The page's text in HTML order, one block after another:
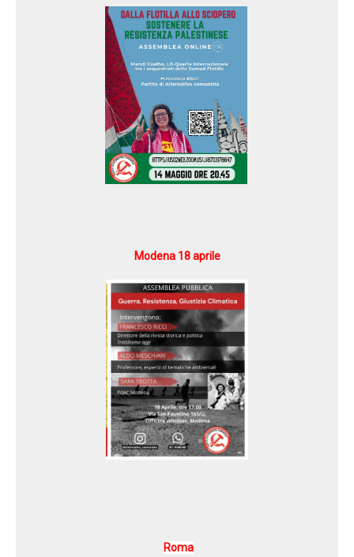
Modena 18 aprile
Roma